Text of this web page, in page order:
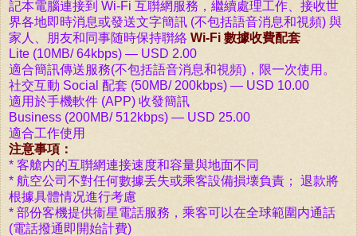
記本電腦連接到 Wi-Fi 互聨網服務，繼續處理工作、接收世
界各地即時消息或發送文字簡訊 (不包括語音消息和視頻) 與
家人、朋友和同事随時保持聨絡 Wi-Fi 數據收費配套
Lite (10MB/ 64kbps) — USD 2.00
適合簡訊傳送服務(不包括語音消息和視頻) ，限一次使用。
社交互動 Social 配套 (50MB/ 200kbps) — USD 10.00
適用於手機軟件 (APP) 收發簡訊
Business (200MB/ 512kbps) — USD 25.00
適合工作使用
注意事項：
* 客艙内的互聨網連接速度和容量與地面不同
* 航空公司不對任何數據丢失或乘客設備損壊負責； 退款將
根據具體情况進行考慮
* 部份客機提供衞星電話服務，乘客可以在全球範圍内通話
(電話撥通即開始計費)